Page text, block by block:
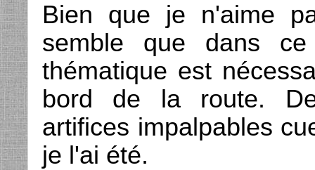
Bien que je n'aime
semble que dans
thématique est
bord de la route.
artifices impalpables
je l'ai été.